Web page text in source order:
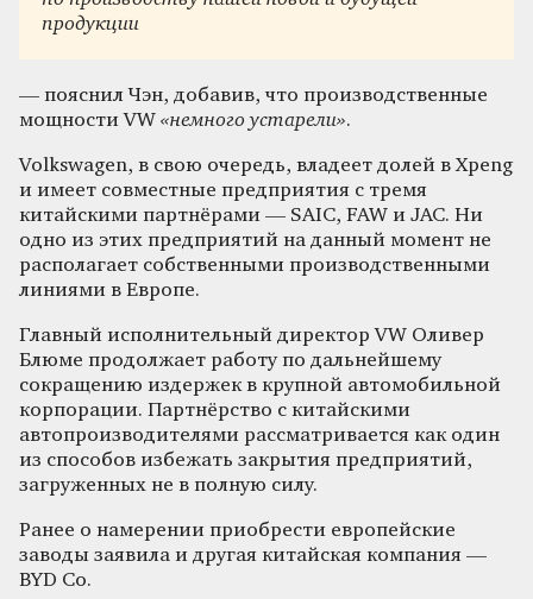
продукции
— пояснил Чэн, добавив, что производственные
мощности VW «немного устарели».
Volkswagen, в свою очередь, владеет долей в Xpeng
и имеет совместные предприятия с тремя
китайскими партнёрами — SAIC, FAW и JAC. Ни
одно из этих предприятий на данный момент не
располагает собственными производственными
линиями в Европе.
Главный исполнительный директор VW Оливер
Блюме продолжает работу по дальнейшему
сокращению издержек в крупной автомобильной
корпорации. Партнёрство с китайскими
автопроизводителями рассматривается как один
из способов избежать закрытия предприятий,
загруженных не в полную силу.
Ранее о намерении приобрести европейские
заводы заявила и другая китайская компания —
BYD Co.